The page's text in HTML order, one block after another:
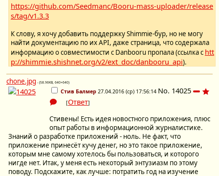
https://github.com/Seedmanc/Booru-mass-uploader/release
s/tag/v1.3.3
К слову, я хочу добавить поддержку Shimmie-бур, но не могу
найти документацию по их API, даже страница, что содержала
информацию о совместимости с Danbooru пропала (ссылка с htt
p://shimmie.shishnet.org/v2/ext_doc/danbooru_api).
chone.jpg - (58.96KB, 640×640)
Стив Балмер 27.04.2016 (ср) 17:56:14 No. 14025
[Ответ]
Стивены! Есть идея новостного приложения, плюс
опыт работы в информационной журналистике.
Знаний о разработке приложений - ноль. Не факт, что
приложение принесёт кучу денег, но это такое приложение,
которым мне самому хотелось бы пользоваться, и которого
нигде нет. Итак, у меня есть некоторый энтузиазм по этому
поводу. Подскажите, как лучше: потратить год на изучение